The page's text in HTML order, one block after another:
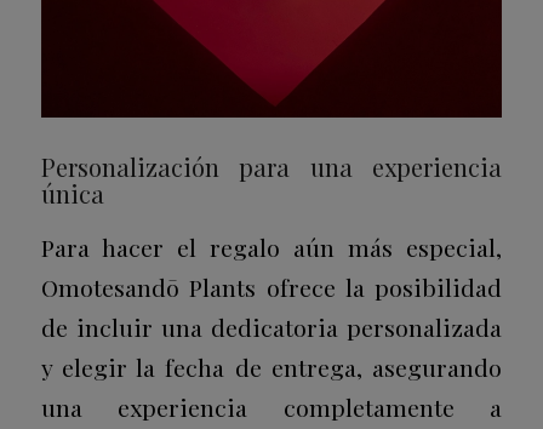
Personalización para una experiencia
única
Para hacer el regalo aún más especial,
Omotesandō Plants ofrece la posibilidad
de incluir una dedicatoria personalizada
y elegir la fecha de entrega, asegurando
una experiencia completamente a